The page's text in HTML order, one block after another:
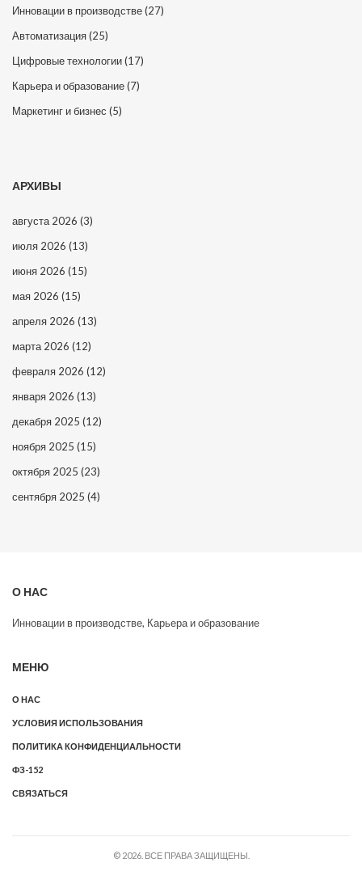
Инновации в производстве(27)
Автоматизация(25)
Цифровые технологии(17)
Карьера и образование(7)
Маркетинг и бизнес (5)
АРХИВЫ
августа 2026 (3)
июля 2026 (13)
июня 2026 (15)
мая 2026 (15)
апреля 2026 (13)
марта 2026 (12)
февраля 2026 (12)
января 2026 (13)
декабря 2025 (12)
ноября 2025 (15)
октября 2025 (23)
сентября 2025 (4)
О НАС
Инновации в производстве, Карьера и образование
МЕНЮ
О НАС
УСЛОВИЯ ИСПОЛЬЗОВАНИЯ
ПОЛИТИКА КОНФИДЕНЦИАЛЬНОСТИ
ФЗ-152
СВЯЗАТЬСЯ
© 2026. ВСЕ ПРАВА ЗАЩИЩЕНЫ.